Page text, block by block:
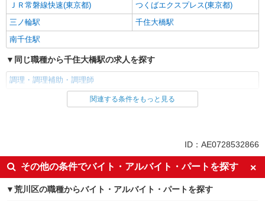
ＪＲ常磐線快速(東京都)
つくばエクスプレス(東京都)
三ノ輪駅
千住大橋駅
南千住駅
同じ職種から千住大橋駅の求人を探す
調理・調理補助・調理師
同じ雇用形態から千住大橋駅の求人を探す
土日祝休み
朝
昼
社宅・寮あり
入社日応相談
Web面接OK
関連する条件をもっと見る
ID：AE0728532866
その他の条件でバイト・アルバイト・パートを探す
荒川区の職種からバイト・アルバイト・パートを探す